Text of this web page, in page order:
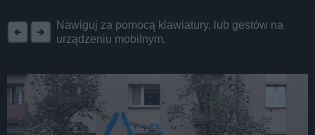
Nawiguj za pomocą klawiatury, lub gestów na
urządzeniu mobilnym.